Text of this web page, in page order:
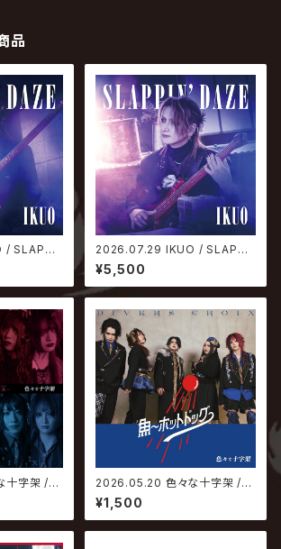
品
/ SLAPPI
2026.07.29 IKUO / SLAPPI
N' DAZE【初回限定盤】
¥5,500
十字架 /
ミル〜猩々
2026.05.20 色々な十字架 /
魚〜ホットドッグ〜｜ミル〜猩々
紅冠鳥〜【通常盤 魚〜ホットド
ッグ〜ver.】
¥1,500